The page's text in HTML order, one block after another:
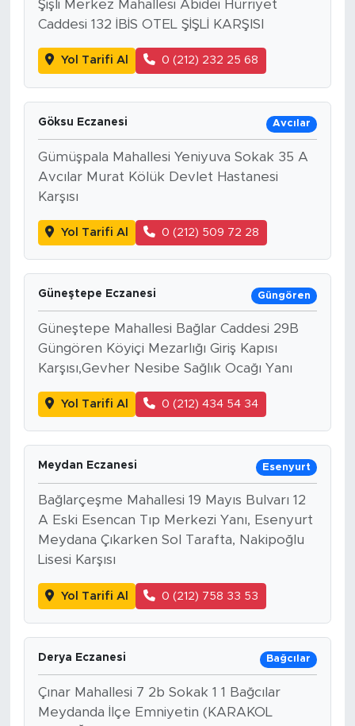
Şişli Merkez Mahallesi Abidei Hürriyet
Caddesi 132 İBİS OTEL ŞİŞLİ KARŞISI
Yol Tarifi Al 0 (212) 232 25 68
Göksu Eczanesi Avcılar
Gümüşpala Mahallesi Yeniyuva Sokak 35 A
Avcılar Murat Kölük Devlet Hastanesi
Karşısı
Yol Tarifi Al 0 (212) 509 72 28
Güneştepe Eczanesi Güngören
Güneştepe Mahallesi Bağlar Caddesi 29B
Güngören Köyiçi Mezarlığı Giriş Kapısı
Karşısı,Gevher Nesibe Sağlık Ocağı Yanı
Yol Tarifi Al 0 (212) 434 54 34
Meydan Eczanesi Esenyurt
Bağlarçeşme Mahallesi 19 Mayıs Bulvarı 12
A Eski Esencan Tıp Merkezi Yanı, Esenyurt
Meydana Çıkarken Sol Tarafta, Nakipoğlu
Lisesi Karşısı
Yol Tarifi Al 0 (212) 758 33 53
Derya Eczanesi Bağcılar
Çınar Mahallesi 7 2b Sokak 1 1 Bağcılar
Meydanda İlçe Emniyetin (KARAKOL